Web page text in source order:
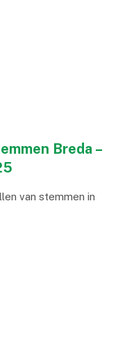
Breda –
van stemmen in